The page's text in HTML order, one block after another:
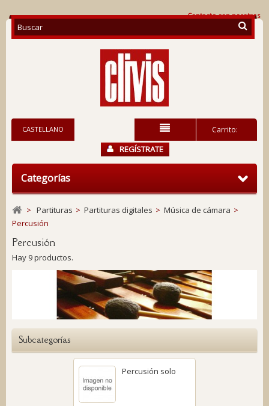
Contacte con nosotros
Carrito:
CASTELLANO
REGÍSTRATE
Categorías
> Partituras > Partituras digitales > Música de cámara >
Percusión
Percusión
Hay 9 productos.
Subcategorías
Percusión solo